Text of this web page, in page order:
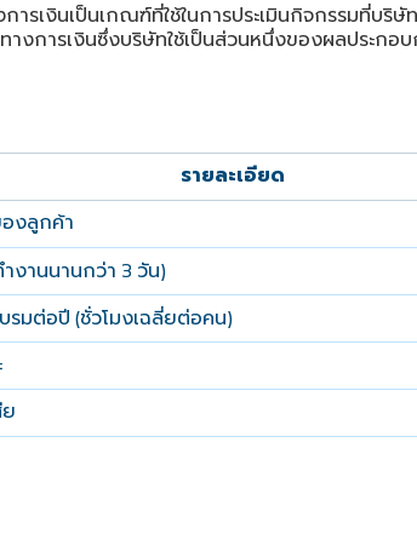
ารเงินเป็นเกณฑ์ที่ใช้ในการประเมินกิจกรรมที่
างการเงินซึ่งบริษัทใช้เป็นส่วนหนึ่งของผลประกอ
รายละเอียด
งลูกค้า
งานนานกว่า 3 วัน)
รมต่อปี (ชั่วโมงเฉลี่ยต่อคน)